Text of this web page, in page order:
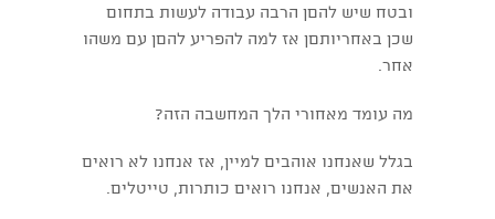
ובטח שיש להםן הרבה עבודה לעשות בתחום
שכן באחריותםן אז למה להפריע להםן עם משהו
אחר.
מה עומד מאחורי הלך המחשבה הזה?
בגלל שאנחנו אוהבים למיין, אז אנחנו לא רואים
את האנשים, אנחנו רואים כותרות, טייטלים.